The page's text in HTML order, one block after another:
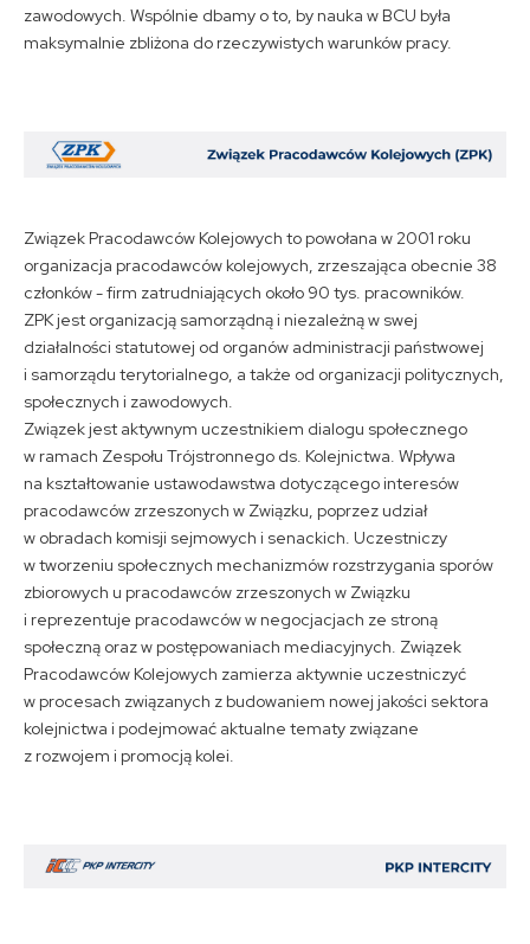
zawodowych. Wspólnie dbamy o to, by nauka w BCU była
maksymalnie zbliżona do rzeczywistych warunków pracy.
Związek Pracodawców Kolejowych to powołana w 2001 roku
organizacja pracodawców kolejowych, zrzeszająca obecnie 38
członków - firm zatrudniających około 90 tys. pracowników.
ZPK jest organizacją samorządną i niezależną w swej
działalności statutowej od organów administracji państwowej
i samorządu terytorialnego, a także od organizacji politycznych,
społecznych i zawodowych.
Związek jest aktywnym uczestnikiem dialogu społecznego
w ramach Zespołu Trójstronnego ds. Kolejnictwa. Wpływa
na kształtowanie ustawodawstwa dotyczącego interesów
pracodawców zrzeszonych w Związku, poprzez udział
w obradach komisji sejmowych i senackich. Uczestniczy
w tworzeniu społecznych mechanizmów rozstrzygania sporów
zbiorowych u pracodawców zrzeszonych w Związku
i reprezentuje pracodawców w negocjacjach ze stroną
społeczną oraz w postępowaniach mediacyjnych. Związek
Pracodawców Kolejowych zamierza aktywnie uczestniczyć
w procesach związanych z budowaniem nowej jakości sektora
kolejnictwa i podejmować aktualne tematy związane
z rozwojem i promocją kolei.